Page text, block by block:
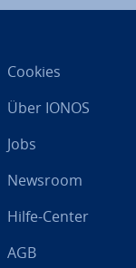
Cookies
Über IONOS
Jobs
Newsroom
Hilfe-Center
AGB